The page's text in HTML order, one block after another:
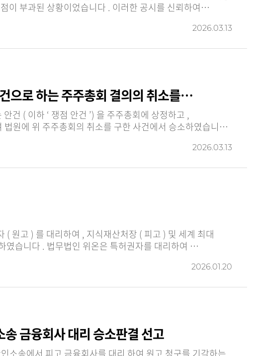
상장회사는 허위공시로 상한가와 하한가를 연달아 기록하고 , 이로 인해 한국거래소에서 이미 15 점의 벌점이 부과된 상황이었습니다 . 이러한 공시를 신뢰하여…
2026.03.13
으로 하는 주주총회 결의의 취소를…
원에 위 주주총회의 취소를 구한 사건에서 승소하였습니다 .
2026.03.13
매출의 해외 모바일 게임 회사 ( 피고보조참가인 ) 를 상대로 한 특허 정정에 관한 심결취소소송에서 승소하였습니다 . 법무법인 위온은 특허권자를 대리하여 …
2026.01.20
금융회사 대리 승소판결 선고